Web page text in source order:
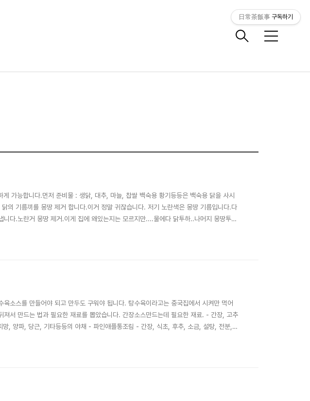
메
가능합니다.먼저 준비물 : 생닭, 대추, 마늘, 찹쌀 백숙용 황기등등은 백숙용 닭을 사시
의 기름끼를 몽땅 제거 합니다.이거 정말 귀잖습니다. 저기 노란색은 몽땅 기름입니다.다
다.노란거 몽땅 제거.이게 집에 왜있는지는 모르지만....물에다 닭투하..나머지 몽땅투
소스를 만들어야 되고 만두도 구워야 됩니다. 탕수육이라고는 중국집에서 시켜만 먹어
서 만드는 법과 필요한 재료를 뽑았습니다. 간장소스만드는데 필요한 재료. - 간장, 고추
, 양파, 당근, 기타등등의 야채 - 파인애플통조림 - 간장, 식초, 후추, 소금, 설탕, 전분,
日常茶飯事 구독하기